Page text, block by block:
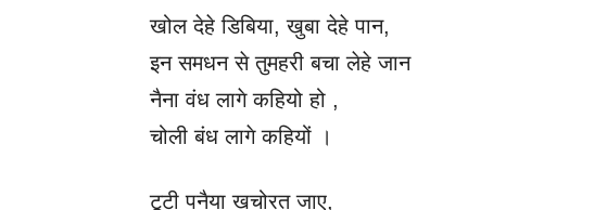
खोल देहे डिबिया, खुबा देहे पान,
इन समधन से तुमहरी बचा लेहे जान
नैना वंध लागे कहियो हो ,
चोली बंध लागे कहियों ।
टूटी पनैया खचोरत जाए,